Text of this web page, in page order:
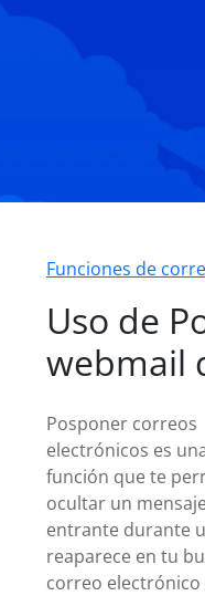
Funciones de
Uso de
webmail
Posponer correos
electrónicos es
función que te
ocultar un
entrante durante
reaparece en tu
correo